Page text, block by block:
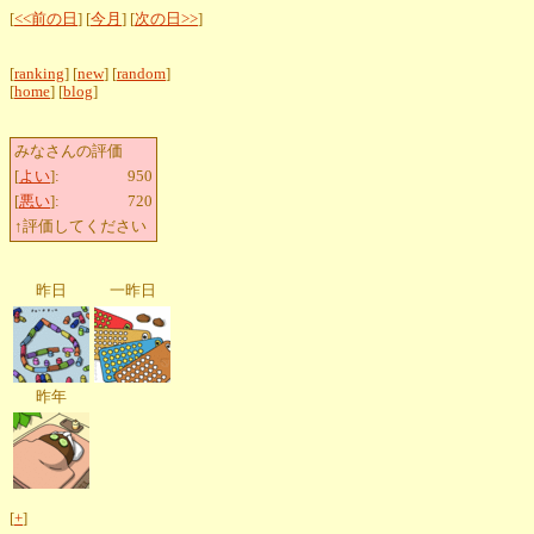
[<<前の日 ] [今月 ] [次の日>>]
[ranking] [new] [random]
[home] [blog]
みなさんの評価
[よい]:
950
[悪い]:
720
↑評価してください
昨日 一昨日
昨年
[+]